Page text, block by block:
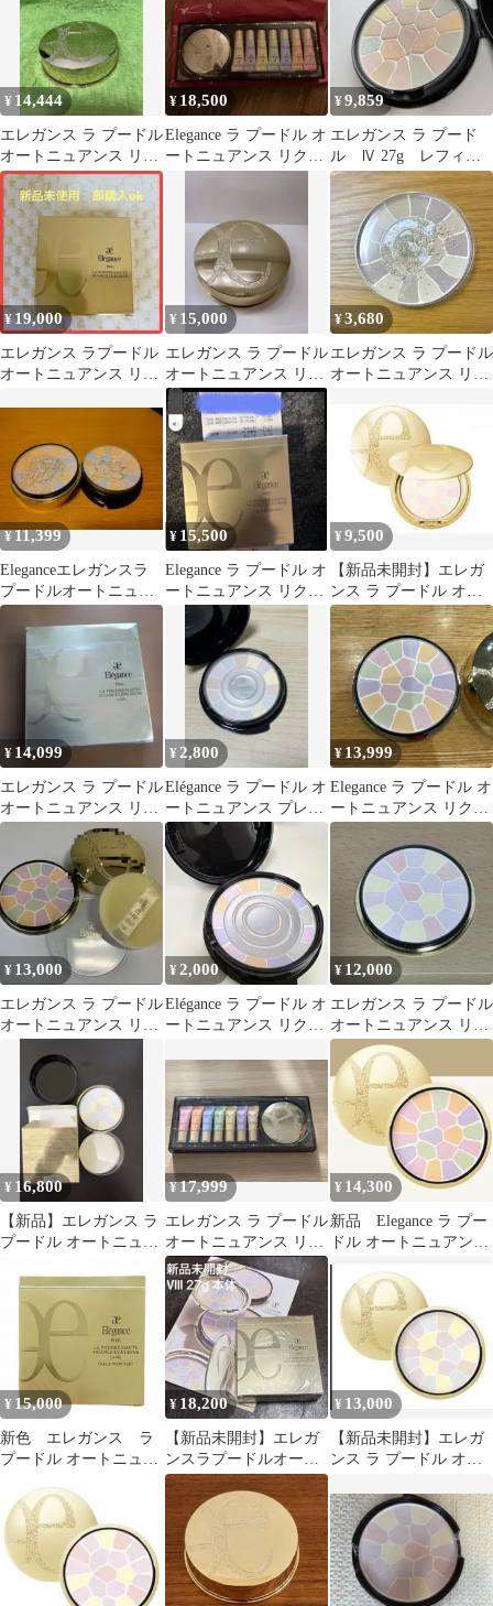
¥ 14,444
エレガンス ラ プードル
オートニュアンス リク
スィーズ VIII 新品未使
用
¥ 18,500
Elegance ラ プードル オ
ートニュアンス リクス
¥9,859
エレガンス ラ プード
ル Ⅳ 27g レフィ
ル 大きい方
¥19,000
エレガンス ラプードル
オートニュアンス リク
¥ 15,000
エレガンス ラ プードル
オートニュアンス リク
スィーズ VI
¥3,680
エレガンス ラ プードル
オートニュアンス リク
ウダー
¥11,399
Eleganceエレガンスラ
プードルオートニュア
ンスリクスィーズⅡ
27g 2個
¥ 15,500
Elegance ラ プードル オ
ートニュアンス リクス
ィーズ Ⅳ 27g
¥9,500
【新品未開封】エレガ
ンス ラ プードル オー
トニュアンス VIパウダ
ー
¥ 14,099
エレガンス ラ プードル
オートニュアンス リク
スィーズ I レフィル
¥ 2,800
Elégance ラ プードル オ
ートニュアンス プレス
トパウダー
¥ 13,999
Elegance ラ プードル オ
ートニュアンス リクス
ィーズ I
¥ 13,000
エレガンス ラ プードル
オートニュアンス リク
ウダー
¥2,000
Elégance ラ プードル オ
ートニュアンス リクス
¥ 12,000
エレガンス ラ プードル
オートニュアンス リク
ズィーズ Ⅸ （9番）
¥ 16,800
【新品】エレガンス ラ
プードル オートニュア
¥17,999
エレガンス ラ プードル
オートニュアンス リク
スィーズ スペシャルキ
ットI
¥ 14,300
新品 Elegance ラ プー
ドル オートニュアンス
リクスィーズ I 27g
¥ 15,000
新色 エレガンス ラ
プードル オートニュア
( フェイスパウダー)
09 レフィル
ELEGANCE 新品
¥ 18,200
【新品未開封】エレガ
ンスラプードルオート
ニュアンスリクスィー
ズ27g VIII
¥ 13,000
【新品未開封】エレガ
ンス ラ プードル オー
ィル